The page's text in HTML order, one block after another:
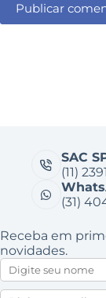
Publicar
SAC
(11)
(31)
Receba em
novidades.